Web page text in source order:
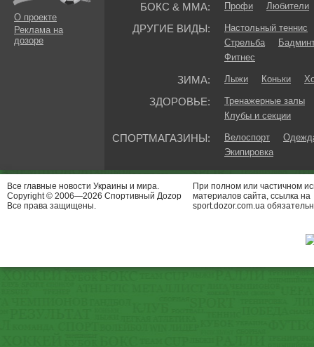
О проекте
Реклама на
дозоре
БОКС & ММА: Профи Любители
ДРУГИЕ ВИДЫ:
Настольный теннис
Стрельба
Фитнес
ЗИМА: Лыжи Коньки
ЗДОРОВЬЕ:
Тренажерные залы
Клубы и секции
СПОРТМАГАЗИНЫ: Велоспорт
Экипировка
Все главные новости Украины и мира.
Copyright © 2006—2026 Спортивный Доzор
Все права защищены.
При полном или частичном
материалов сайта, ссылка на
sport.dozor.com.ua